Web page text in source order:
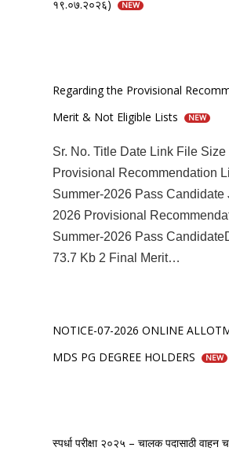
१९.०७.२०२६) NEW
Regarding the Provisional
Merit & Not Eligible Lists
NEW
Sr. No. Title Date Link File Size
Provisional Recommendation
Summer-2026 Pass Candidate
2026 Provisional
Summer-2026 Pass
73.7 Kb 2 Final Merit…
NOTICE-07-2026 ONLINE
MDS PG DEGREE HOLDERS
NEW
स्पर्धा परीक्षा २०२५ – चालक पदासाठी वाहन